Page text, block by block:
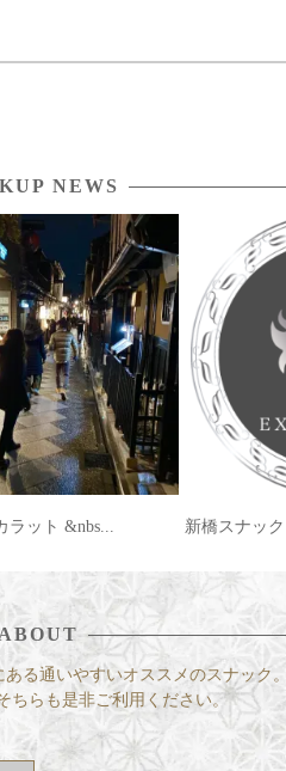
NEWS
CAR... 2019/09/30
ABOUT
る通いやすいオススメのスナック
ちらも是非ご利用ください。